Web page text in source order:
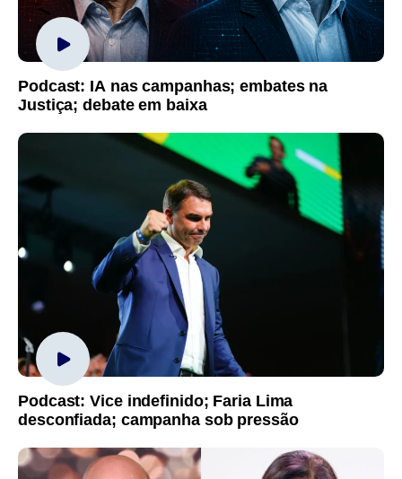
Podcast: IA nas campanhas; embates na
Justiça; debate em baixa
Podcast: Vice indefinido; Faria Lima
desconfiada; campanha sob pressão